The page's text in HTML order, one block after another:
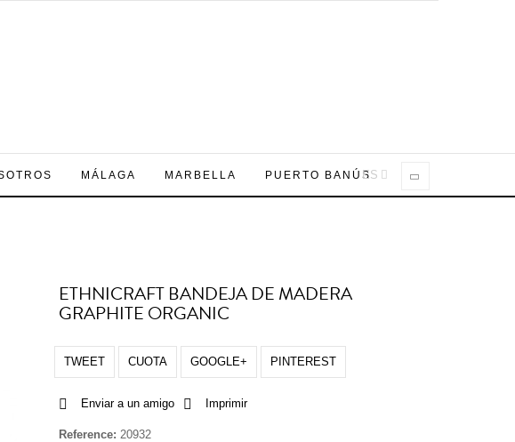
MÁLAGA MARBELLA PUERTO BANÚSES
ETHNICRAFT BANDEJA DE MADERA
GRAPHITE ORGANIC
TWEET CUOTA GOOGLE+ PINTEREST
Enviar a un amigo Imprimir
Reference: 20932